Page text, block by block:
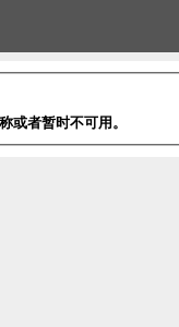
或者暂时不可用。